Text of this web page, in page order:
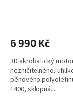
6 990 Kč
3D akrobatický
nezničitelného,
pěnového
1400, sklopná...